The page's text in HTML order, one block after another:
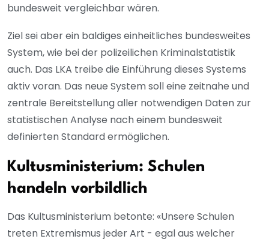
bundesweit vergleichbar wären.
Ziel sei aber ein baldiges einheitliches bundesweites
System, wie bei der polizeilichen Kriminalstatistik
auch. Das LKA treibe die Einführung dieses Systems
aktiv voran. Das neue System soll eine zeitnahe und
zentrale Bereitstellung aller notwendigen Daten zur
statistischen Analyse nach einem bundesweit
definierten Standard ermöglichen.
Kultusministerium: Schulen
handeln vorbildlich
Das Kultusministerium betonte: «Unsere Schulen
treten Extremismus jeder Art - egal aus welcher